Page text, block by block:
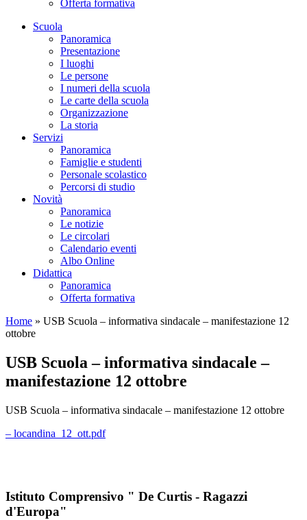
Offerta formativa
Scuola
Panoramica
Presentazione
I luoghi
Le persone
I numeri della scuola
Le carte della scuola
Organizzazione
La storia
Servizi
Panoramica
Famiglie e studenti
Personale scolastico
Percorsi di studio
Novità
Panoramica
Le notizie
Le circolari
Calendario eventi
Albo Online
Didattica
Panoramica
Offerta formativa
Home » USB Scuola – informativa sindacale – manifestazione 12
ottobre
USB Scuola – informativa sindacale –
manifestazione 12 ottobre
USB Scuola – informativa sindacale – manifestazione 12 ottobre
– locandina_12_ott.pdf
Istituto Comprensivo " De Curtis - Ragazzi
d'Europa"